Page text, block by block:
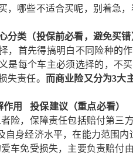
，哪些不适合买呢，别着急
分类（投保前必看，避免买错
，首先得搞明白不同险种的
是每个车主必须选择的，不
失责任。 而商业险又分为3大
作用 投保建议（重点必看）
险，保障责任包括赔付第三
自身经济水平，在能力范围
车免受损失，主要负责赔付